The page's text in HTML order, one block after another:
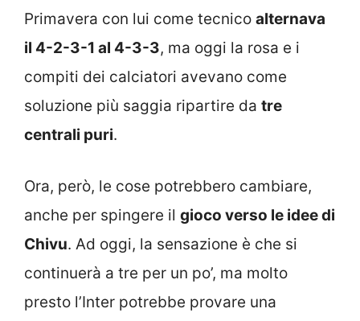
Primavera con lui come tecnico alternava
il 4-2-3-1 al 4-3-3, ma oggi la rosa e i
compiti dei calciatori avevano come
soluzione più saggia ripartire da tre
centrali puri.
Ora, però, le cose potrebbero cambiare,
anche per spingere il gioco verso le idee di
Chivu. Ad oggi, la sensazione è che si
continuerà a tre per un po’, ma molto
presto l’Inter potrebbe provare una